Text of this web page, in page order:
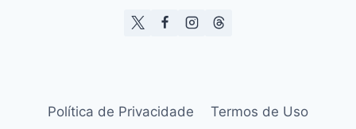
Política de Privacidade Termos de Uso